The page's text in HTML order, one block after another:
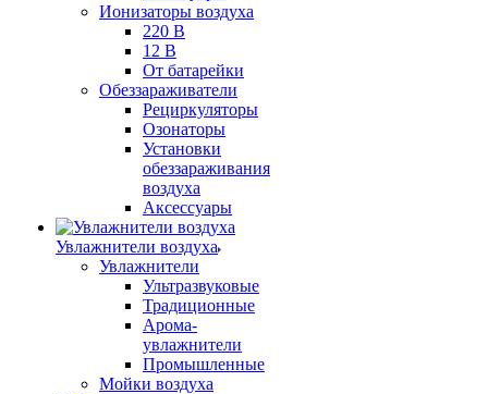
Ионизаторы воздуха
220 В
12 В
От батарейки
Обеззараживатели
Рециркуляторы
Озонаторы
Установки
обеззараживания
воздуха
Аксессуары
Увлажнители воздуха
Увлажнители
Ультразвуковые
Традиционные
Арома-
увлажнители
Промышленные
Мойки воздуха